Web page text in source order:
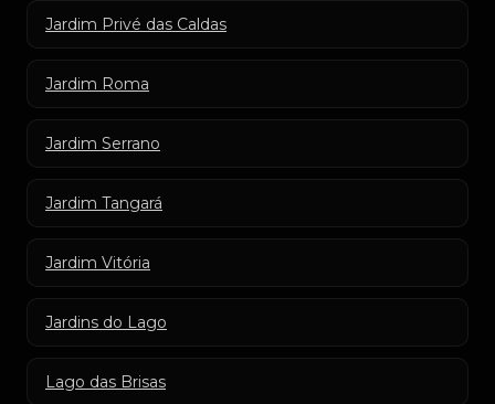
Jardim Privé das Caldas
Jardim Roma
Jardim Serrano
Jardim Tangará
Jardim Vitória
Jardins do Lago
Lago das Brisas